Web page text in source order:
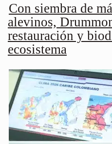
Con siembra de
alevinos,
restauración y
ecosistema